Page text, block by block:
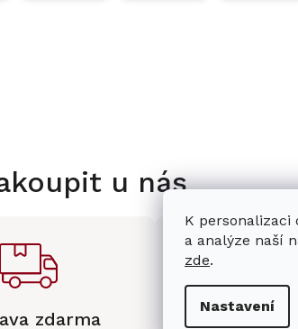
K
a analýze naší
zde.
Nastavení
u nás
zdarma